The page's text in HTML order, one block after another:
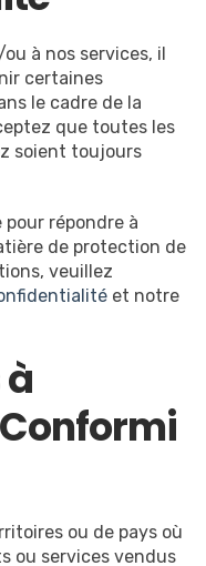
à nos services, il
certaines
le cadre de la
que toutes les
soient toujours
répondre à
de protection de
veuillez
et notre
ou de pays où
ou services vendus